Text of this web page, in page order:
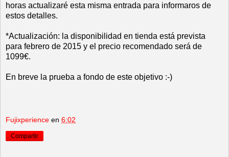
horas actualizaré esta misma entrada para informaros de
estos detalles.
*Actualización: la disponibilidad en tienda está prevista
para febrero de 2015 y el precio recomendado será de
1099€.
En breve la prueba a fondo de este objetivo :-)
Fujixperience en 6:02
Compartir